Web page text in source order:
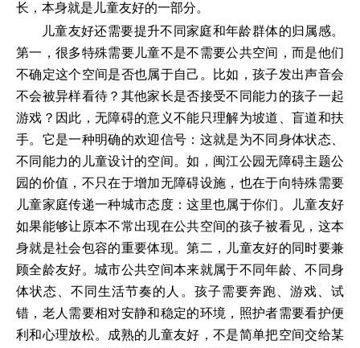
长，本身就是儿童友好的一部分。
儿童友好还需要提升不同家庭和年龄群体的归属感。
第一，很多特殊需要儿童不是不需要公共空间，而是他们
不确定这个空间是否也属于自己。比如，孩子发出声音会
不会被异样看待？其他家长是否接受不同能力的孩子一起
游戏？因此，无障碍的意义不能只理解为坡道、盲道和扶
手。它是一种明确的欢迎信号：这就是为不同身体状态、
不同能力的儿童设计的空间。如，闽江公园无障碍主题公
园的价值，不只在于增加无障碍设施，也在于向特殊需要
儿童家庭传递一种城市态度：这里也属于你们。儿童友好
如果能够让原本不常出现在公共空间的孩子被看见，这本
身就是社会包容的重要体现。第二，儿童友好的同时要兼
顾全龄友好。城市公共空间本来就属于不同年龄、不同身
体状态、不同生活节奏的人。孩子需要奔跑、游戏、试
错，老人需要相对安静和稳定的环境，照护者需要看护便
利和心理放松。成熟的儿童友好，不是简单把空间交给某